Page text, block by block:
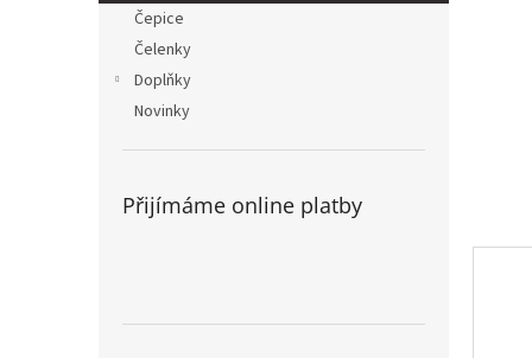
Čepice
Čelenky
Doplňky
Novinky
Přijímáme online platby